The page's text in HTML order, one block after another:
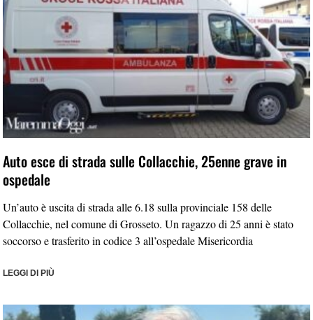
Auto esce di strada sulle Collacchie, 25enne grave in
ospedale
Un’auto è uscita di strada alle 6.18 sulla provinciale 158 delle
Collacchie, nel comune di Grosseto. Un ragazzo di 25 anni è stato
soccorso e trasferito in codice 3 all’ospedale Misericordia
LEGGI DI PIÙ